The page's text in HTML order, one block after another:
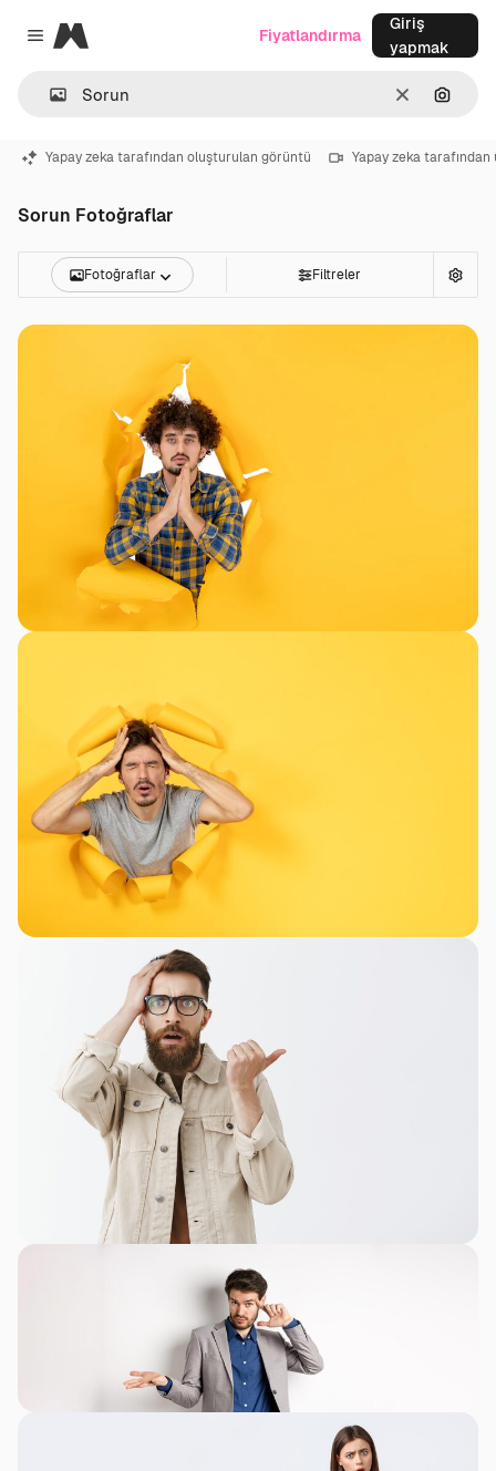
Close menu
Magnific
Temizlemek
Fiyatlandırma
Giriş
yapmak
Yapay zeka tarafından oluşturulan görüntü Yapay zeka
Sorun Fotoğraflar
Fotoğraflar Filtreler